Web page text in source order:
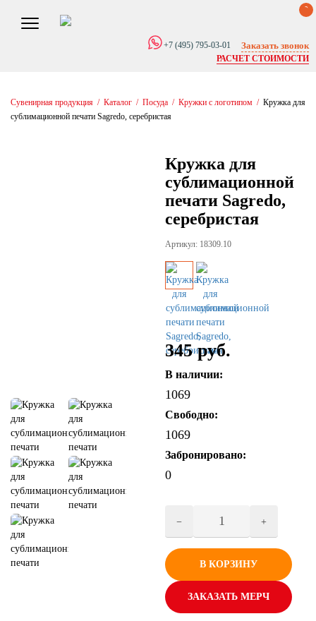
0
+7 (495) 795-03-01 Заказать звонок
РАСЧЕТ СТОИМОСТИ
Сувенирная продукция / Каталог / Посуда / Кружки с логотипом / Кружка для
сублимационной печати Sagredo, серебристая
Кружка для
сублимационной
печати Sagredo,
серебристая
Артикул: 18309.10
345 руб.
В наличии:
1069
Свободно:
1069
Забронировано:
0
В КОРЗИНУ
ЗАКАЗАТЬ МЕРЧ